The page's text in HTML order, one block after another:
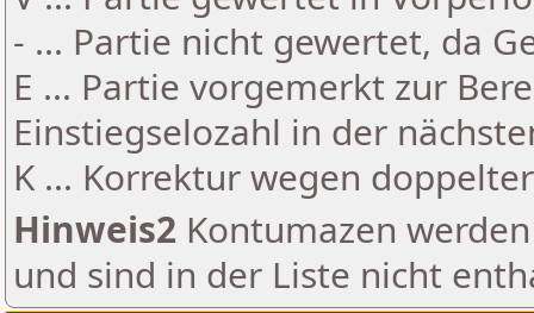
- ... Partie nicht gewertet, da
E ... Partie vorgemerkt zur
Einstiegselozahl in der
K ... Korrektur wegen
Hinweis2 Kontumazen
und sind in der Liste nicht